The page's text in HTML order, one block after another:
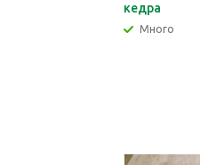
кедра
Много